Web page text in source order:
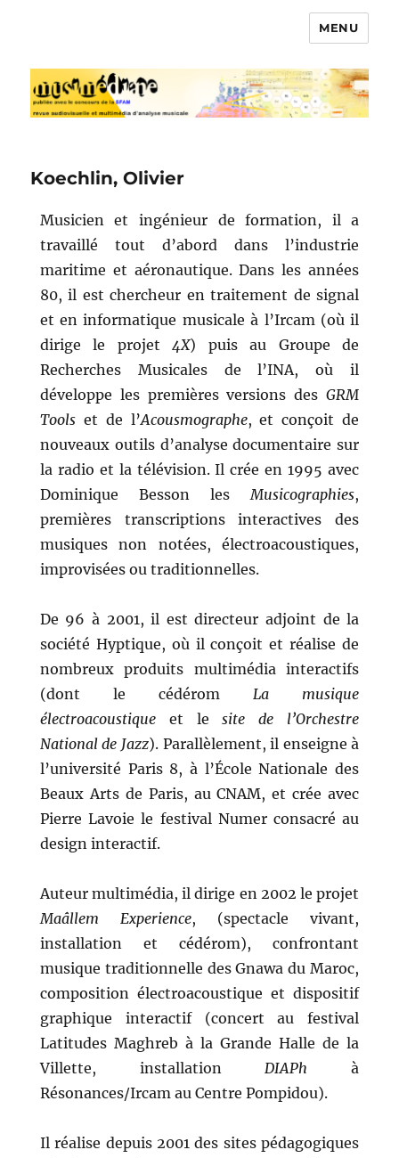
MENU
Koechlin, Olivier
Musicien et ingénieur de formation, il a
travaillé tout d’abord dans l’industrie
maritime et aéronautique. Dans les années
80, il est chercheur en traitement de signal
et en informatique musicale à l’Ircam (où il
dirige le projet4X) puis au Groupe de
Recherches Musicales de l’INA, où il
développe les premières versions desGRM
Toolset de l’Acousmographe, et conçoit de
nouveaux outils d’analyse documentaire sur
la radio et la télévision. Il crée en 1995 avec
Dominique Besson lesMusicographies,
premières transcriptions interactives des
musiques non notées, électroacoustiques,
improvisées ou traditionnelles.
De 96 à 2001, il est directeur adjoint de la
société Hyptique, où il conçoit et réalise de
nombreux produits multimédia interactifs
(dont le cédérom La musique
électroacoustiqueet lesite de l’Orchestre
National de Jazz). Parallèlement, il enseigne à
l’université Paris 8, à l’École Nationale des
Beaux Arts de Paris, au CNAM, et crée avec
Pierre Lavoie le festival Numer consacré au
design interactif.
Auteur multimédia, il dirige en 2002 le projet
Maâllem Experience, (spectacle vivant,
installation et cédérom), confrontant
musique traditionnelle des Gnawa du Maroc,
composition électroacoustique et dispositif
graphique interactif (concert au festival
Latitudes Maghreb à la Grande Halle de la
Villette, installationDIAPh à
Résonances/Ircam au Centre Pompidou).
Il réalise depuis 2001 des sites pédagogiques